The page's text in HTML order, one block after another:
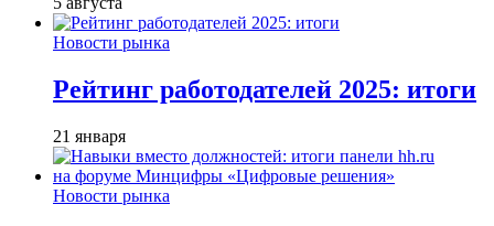
Новости рынка
Рейтинг работодателей 2025: итоги
21 января
Новости рынка